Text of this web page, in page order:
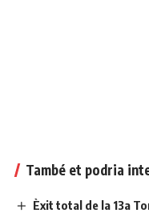
També et podria
Èxit total de la 13a